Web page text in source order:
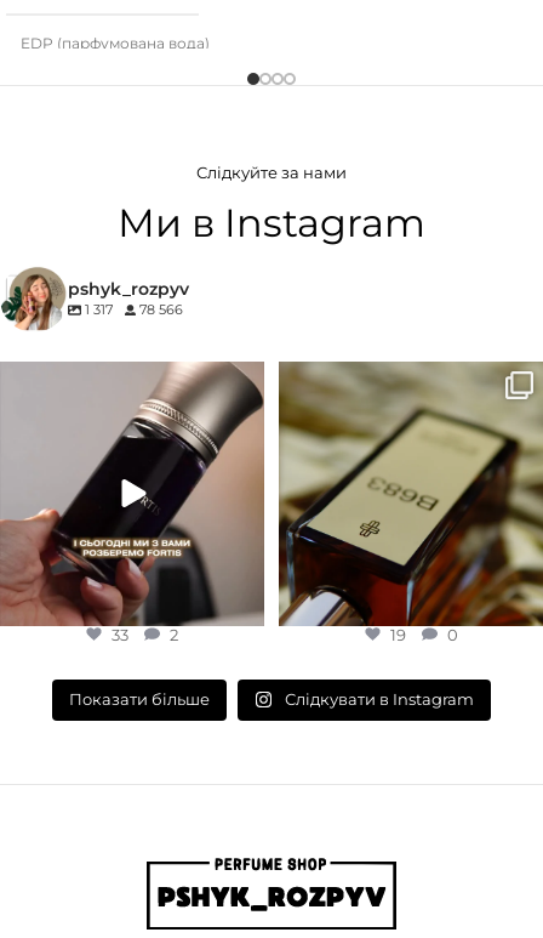
EDP (парфумована вода)
Слідкуйте за нами
Ми в Instagram
pshyk_rozpyv
1 317 78 566
Для замовлення переходьте на
сайт або в Instagram...
33 2
33 2
Marc-Antoine Barrois B683 - це
запах вечора в
19
19 0
Показати більше Слідкувати в Instagram